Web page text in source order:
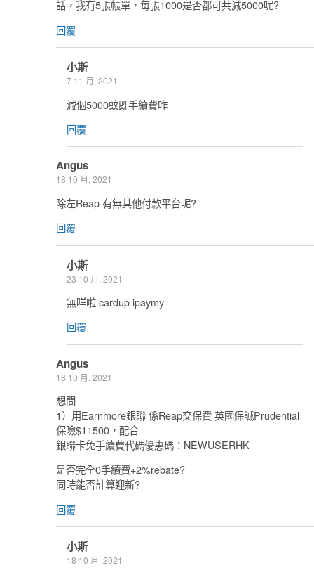
話，我有5張帳單，每張1000是否都可共減5000呢?
回覆
小斯
7 11 月, 2021
減個5000蚊既手續費咋
回覆
Angus
18 10 月, 2021
除左Reap 有無其他付款平台呢?
回覆
小斯
23 10 月, 2021
無咩啦 cardup ipaymy
回覆
Angus
18 10 月, 2021
想問
1）用Earnmore銀聯 係Reap交保費 英國保誠Prudential
保險$11500，配合
銀聯卡免手續費代碼優惠碼：NEWUSERHK
是否完全0手續費+2%rebate?
同時能否計算迎新?
回覆
小斯
18 10 月, 2021